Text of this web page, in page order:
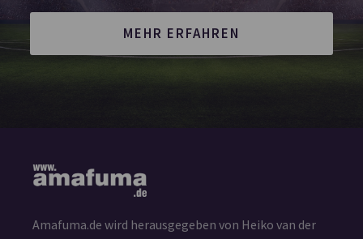
MEHR ERFAHREN
Amafuma.de wird herausgegeben von Heiko van der